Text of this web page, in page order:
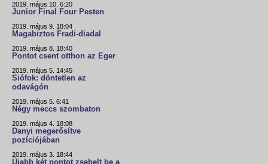
2019. május 10. 6:20
Junior Final Four Pesten
2019. május 9. 18:04
Magabiztos Fradi-diadal
2019. május 8. 18:40
Pontot csent otthon az Eger
2019. május 5. 14:45
Siófok: döntetlen az
odavágón
2019. május 5. 6:41
Négy meccs szombaton
2019. május 4. 18:08
Danyi megerősítve
pozíciójában
2019. május 3. 18:44